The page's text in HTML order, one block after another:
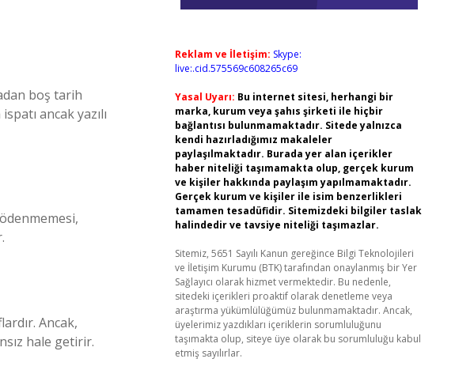
boş tarih
ancak yazılı
Ancak,
hale getirir.
Reklam ve İletişim: Skype:
live:.cid.575569c608265c69
Yasal Uyarı: Bu internet sitesi, herhangi bir
marka, kurum veya şahıs şirketi ile hiçbir
bağlantısı bulunmamaktadır. Sitede yalnızca
kendi hazırladığımız makaleler
paylaşılmaktadır. Burada yer alan içerikler
haber niteliği taşımamakta olup, gerçek kurum
ve kişiler hakkında paylaşım yapılmamaktadır.
Gerçek kurum ve kişiler ile isim benzerlikleri
tamamen tesadüfidir. Sitemizdeki bilgiler taslak
halindedir ve tavsiye niteliği taşımazlar.
Sitemiz, 5651 Sayılı Kanun gereğince Bilgi Teknolojileri
ve İletişim Kurumu (BTK) tarafından onaylanmış bir Yer
Sağlayıcı olarak hizmet vermektedir. Bu nedenle,
sitedeki içerikleri proaktif olarak denetleme veya
araştırma yükümlülüğümüz bulunmamaktadır. Ancak,
üyelerimiz yazdıkları içeriklerin sorumluluğunu
taşımakta olup, siteye üye olarak bu sorumluluğu kabul
etmiş sayılırlar.